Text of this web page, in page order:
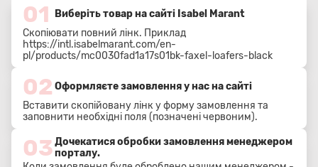
01
Виберіть товар на сайті Isabel Marant
Скопіювати повний лінк. Приклад
https://intl.isabelmarant.com/en-
pl/products/mc0030fad1a17s01bk-faxel-loafers-black
02 Оформляєте замовлення у нас на сайті
Вставити скопійовану лінк у форму замовлення та
заповнити необхідні поля (позначені червоним).
03Дочекатися обробки замовлення менеджером
порталу.